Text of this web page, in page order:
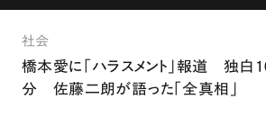
社会
橋本愛に「ハラスメント」報道 独白
分 佐藤二朗が語った「全真相」